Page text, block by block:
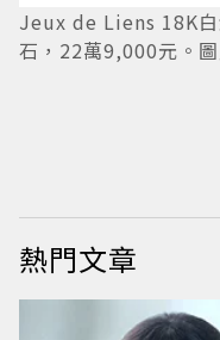
Jeux de Liens 18K
石，22萬9,000元。
熱門文章